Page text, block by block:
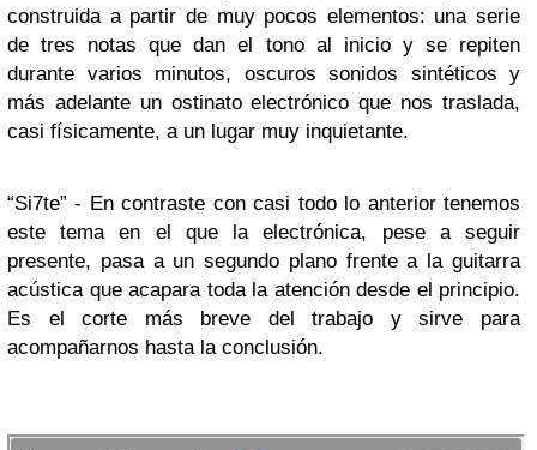
construida a partir de muy pocos elementos: una serie
de tres notas que dan el tono al inicio y se repiten
durante varios minutos, oscuros sonidos sintéticos y
más adelante un ostinato electrónico que nos traslada,
casi físicamente, a un lugar muy inquietante.
“Si7te” - En contraste con casi todo lo anterior tenemos
este tema en el que la electrónica, pese a seguir
presente, pasa a un segundo plano frente a la guitarra
acústica que acapara toda la atención desde el principio.
Es el corte más breve del trabajo y sirve para
acompañarnos hasta la conclusión.